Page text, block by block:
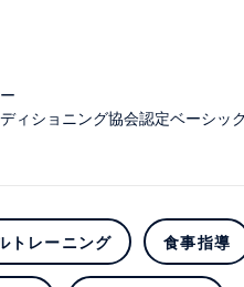
ィショニング協会認定ベーシッ
トレーニング 食事指導